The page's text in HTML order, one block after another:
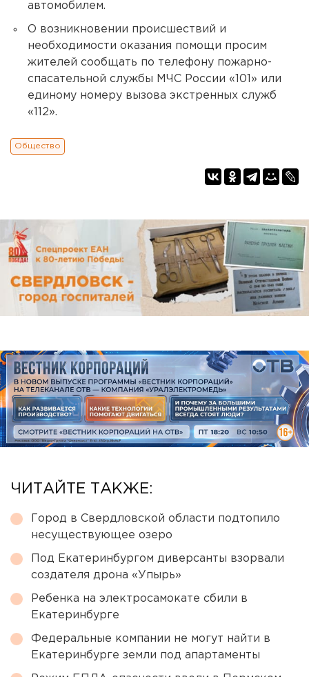
автомобилем.
О возникновении происшествий и
необходимости оказания помощи просим
жителей сообщать по телефону пожарно-
спасательной службы МЧС России «101» или
единому номеру вызова экстренных служб
«112».
Общество
ЧИТАЙТЕ ТАКЖЕ:
Город в Свердловской области подтопило
несуществующее озеро
Под Екатеринбургом диверсанты взорвали
создателя дрона «Упырь»
Ребенка на электросамокате сбили в
Екатеринбурге
Федеральные компании не могут найти в
Екатеринбурге земли под апартаменты